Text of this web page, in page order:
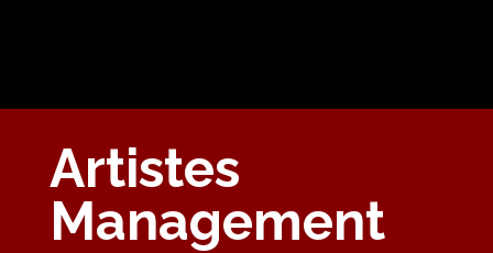
Artistes
Management